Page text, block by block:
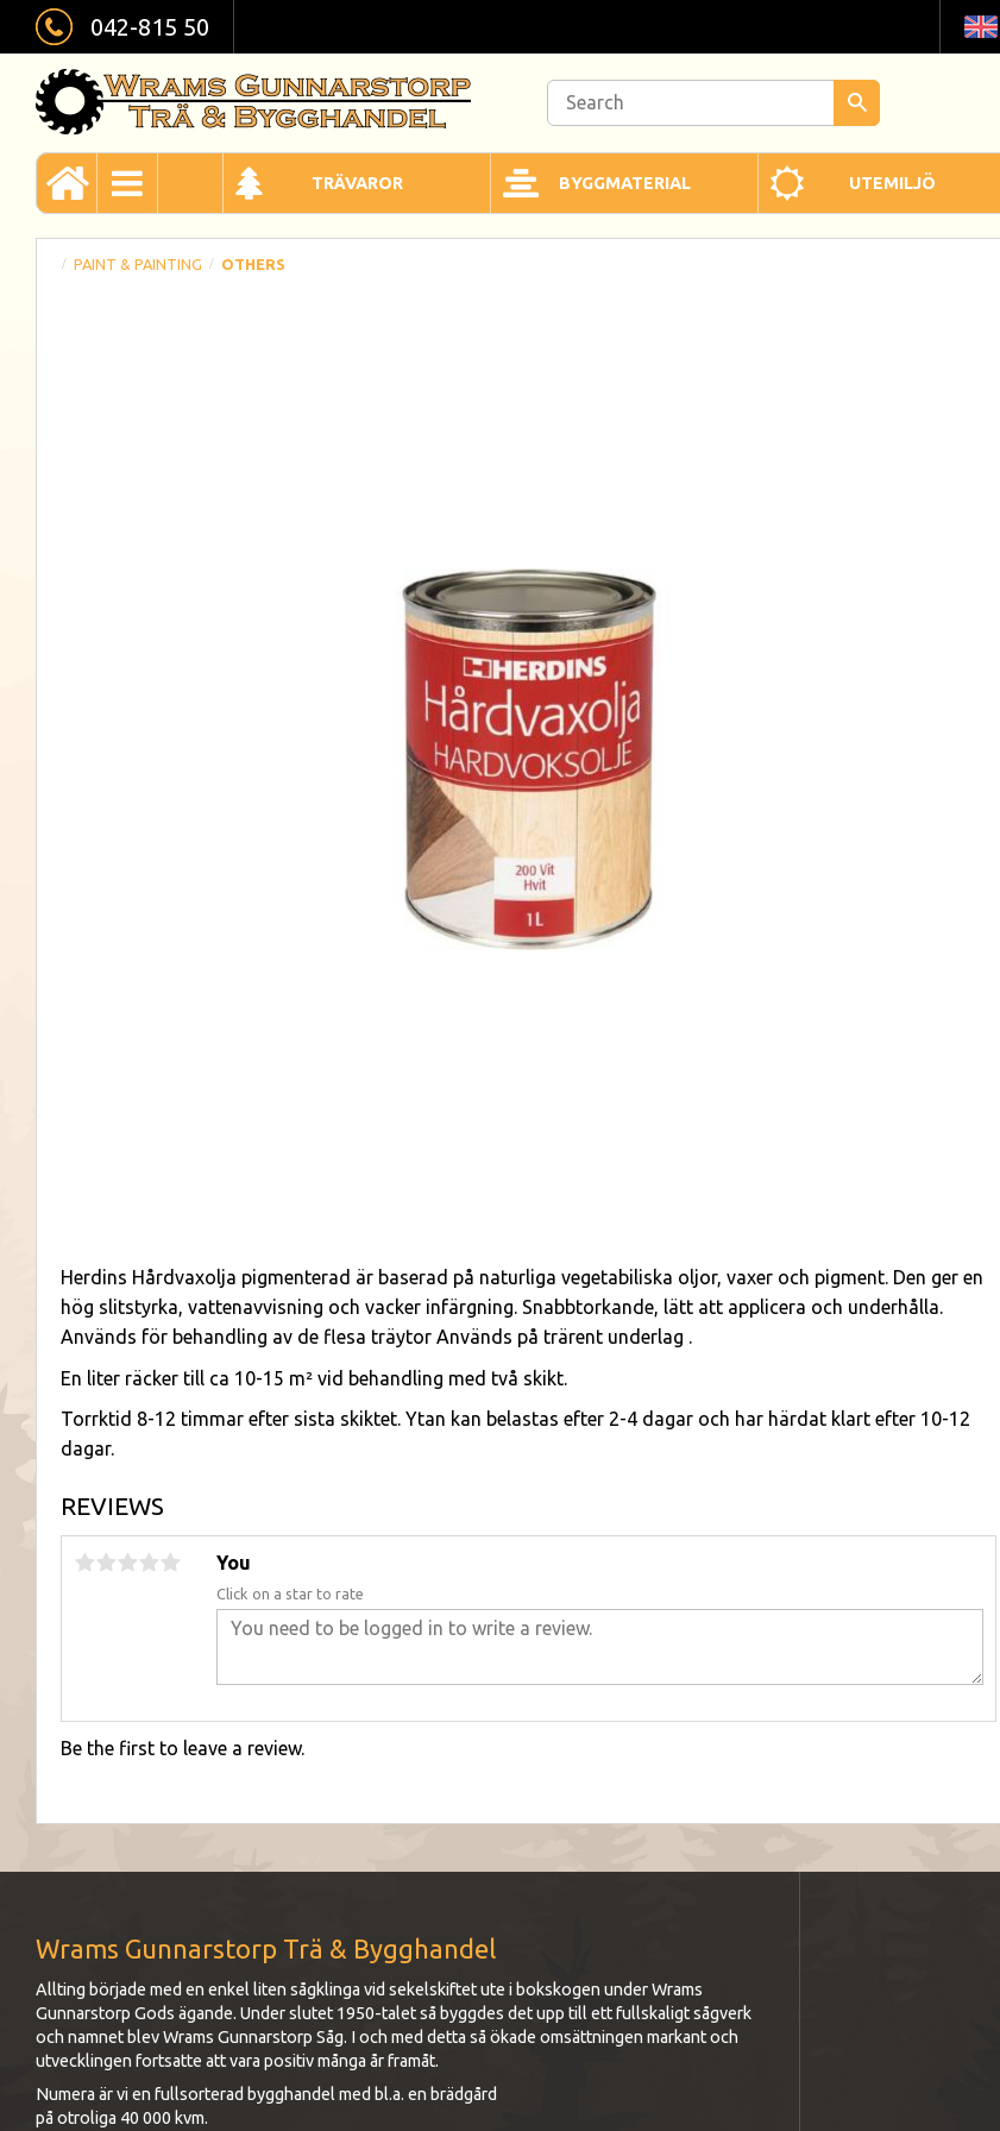
042-815 50
TRÄVAROR BYGGMATERIAL UTEMILJÖ
PAINT & PAINTING OTHERS
Herdins Hårdvaxolja pigmenterad är baserad på naturliga vegetabiliska oljor, vaxer och pigment. Den ger en
hög slitstyrka, vattenavvisning och vacker infärgning. Snabbtorkande, lätt att applicera och underhålla.
Används för behandling av de flesa träytor Används på trärent underlag .
En liter räcker till ca 10-15 m² vid behandling med två skikt.
Torrktid 8-12 timmar efter sista skiktet. Ytan kan belastas efter 2-4 dagar och har härdat klart efter 10-12
dagar.
REVIEWS
You
Click on a star to rate
Be the first to leave a review.
Wrams Gunnarstorp Trä & Bygghandel
Allting började med en enkel liten sågklinga vid sekelskiftet ute i bokskogen under Wrams
Gunnarstorp Gods ägande. Under slutet 1950-talet så byggdes det upp till ett fullskaligt sågverk
och namnet blev Wrams Gunnarstorp Såg. I och med detta så ökade omsättningen markant och
utvecklingen fortsatte att vara positiv många år framåt.
Numera är vi en fullsorterad bygghandel med bl.a. en brädgård
på otroliga 40 000 kvm.